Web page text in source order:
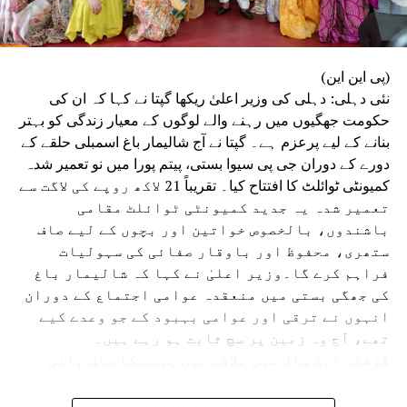
(پی این این)
نئی دہلی: دہلی کی وزیر اعلیٰ ریکھا گپتا نے کہا کہ ان کی
حکومت جھگیوں میں رہنے والے لوگوں کے معیار زندگی کو بہتر
بنانے کے لیے پرعزم ہے۔ گپتا نے آج شالیمار باغ اسمبلی حلقے کے
دورے کے دوران جی پی سیوا بستی، پیتم پورا میں نو تعمیر شدہ
کمیونٹی ٹوائلٹ کا افتتاح کیا۔ تقریباً 21 لاکھ روپے کی لاگت سے
تعمیر شدہ یہ جدید کمیونٹی ٹوائلٹ مقامی
باشندوں، بالخصوص خواتین اور بچوں کے لیے صاف
ستھری، محفوظ اور باوقار صفائی کی سہولیات
فراہم کرے گا۔وزیر اعلیٰ نے کہا کہ شالیمار باغ
کی جھگی بستی میں منعقدہ عوامی اجتماع کے دوران
انہوں نے ترقی اور عوامی بہبود کے جو وعدے کیے
تھے، آج وہ زمین پر سچ ثابت ہو رہے ہیں۔